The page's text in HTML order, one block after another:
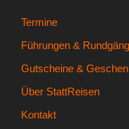
Termine
Führungen &
Gutscheine &
Über StattReisen
Kontakt